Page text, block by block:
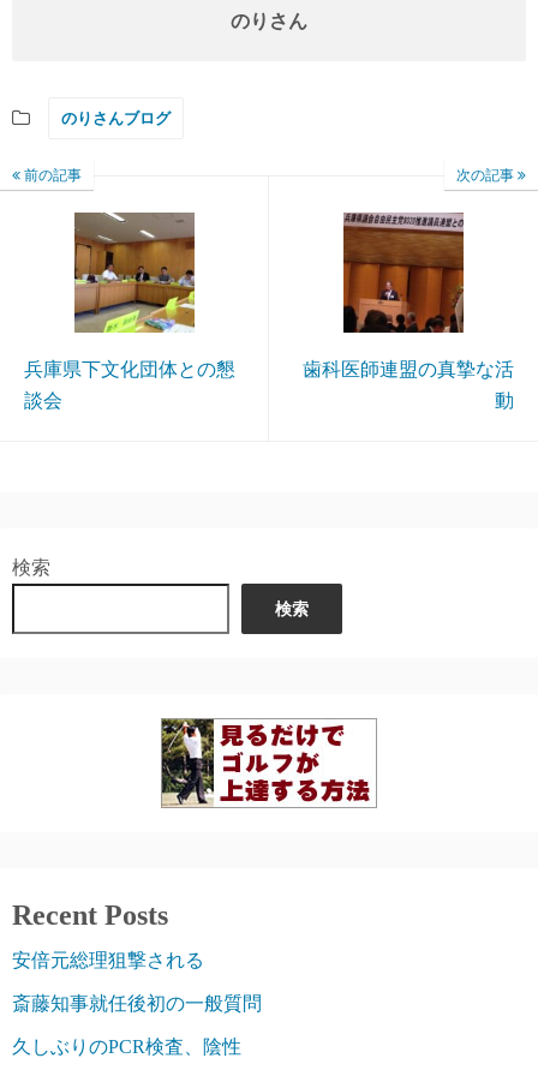
のりさん
のりさんブログ
前の記事
兵庫県下文化団体との懇
談会
次の記事
歯科医師連盟の真摯な活
動
検索
検索
Recent Posts
安倍元総理狙撃される
斎藤知事就任後初の一般質問
久しぶりのPCR検査、陰性